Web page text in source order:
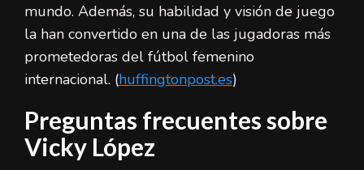
mundo. Además, su habilidad y visión de juego
la han convertido en una de las jugadoras más
prometedoras del fútbol femenino
internacional. (huffingtonpost.es)
Preguntas frecuentes sobre
Vicky López